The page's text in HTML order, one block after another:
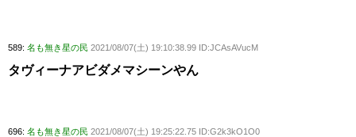
589: 名も無き星の民 2021/08/07(土) 19:10:38.99 ID:JCAsAVucM
タヴィーナアビダメマシーンやん
696: 名も無き星の民 2021/08/07(土) 19:25:22.75 ID:G2k3kO1O0